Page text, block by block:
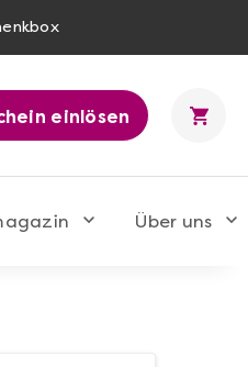
einlösen
Über uns